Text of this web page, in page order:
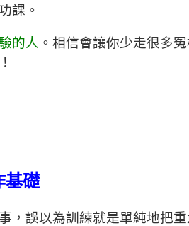
課。
的人 。相信會讓你少走很多
基礎
，誤以為訓練就是單純地把